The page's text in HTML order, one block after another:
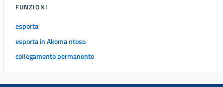
42
43
44
FUNZIONI
esporta
esporta in Akoma ntoso
collegamento permanente